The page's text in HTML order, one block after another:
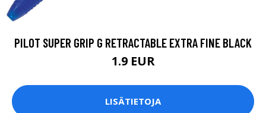
PILOT SUPER GRIP G RETRACTABLE EXTRA FINE BLACK
1.9 EUR
LISÄTIETOJA